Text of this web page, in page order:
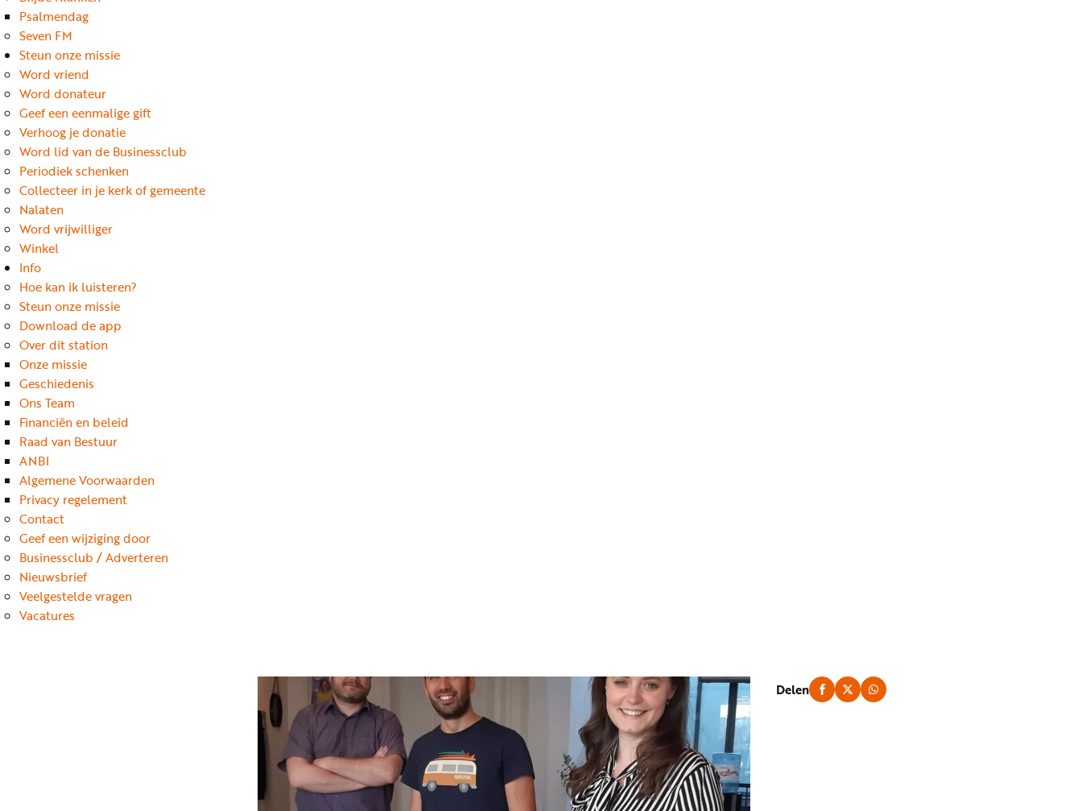
Psalmendag
Seven FM
Steun onze missie
Word vriend
Word donateur
Geef een eenmalige gift
Verhoog je donatie
Word lid van de Businessclub
Periodiek schenken
Collecteer in je kerk of gemeente
Nalaten
Word vrijwilliger
Winkel
Info
Hoe kan ik luisteren?
Steun onze missie
Download de app
Over dit station
Onze missie
Geschiedenis
Ons Team
Financiën en beleid
Raad van Bestuur
ANBI
Algemene Voorwaarden
Privacy regelement
Contact
Geef een wijziging door
Businessclub / Adverteren
Nieuwsbrief
Veelgestelde vragen
Vacatures
Delen
nu
vriend
Businessclub
Adverteren
Winkel
Privacy
reglement
Algemene
voorwaarden